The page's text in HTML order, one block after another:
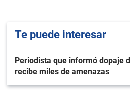
Te puede interesar
Periodista que informó dopaje
recibe miles de amenazas